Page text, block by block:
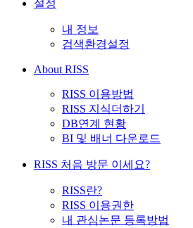
설정
내 정보
검색환경설정
About RISS
RISS 이용방법
RISS 지식더하기
DB연계 현황
BI 및 배너 다운로드
RISS 처음 방문 이세요?
RISS란?
RISS 이용권한
내 관심논문 등록방법